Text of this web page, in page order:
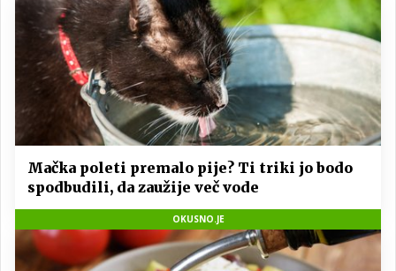
Mačka poleti premalo pije? Ti triki jo bodo
spodbudili, da zaužije več vode
OKUSNO.JE